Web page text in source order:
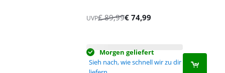
UVP€89,99€ 74,99
Morgen geliefert
Sieh nach, wie schnell wir zu dir